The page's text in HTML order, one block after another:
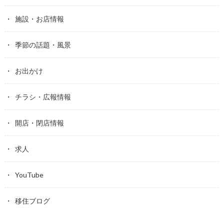
施設・お店情報
季節の話題・風景
お出かけ
チラシ・広報情報
開店・閉店情報
求人
YouTube
移住ブログ